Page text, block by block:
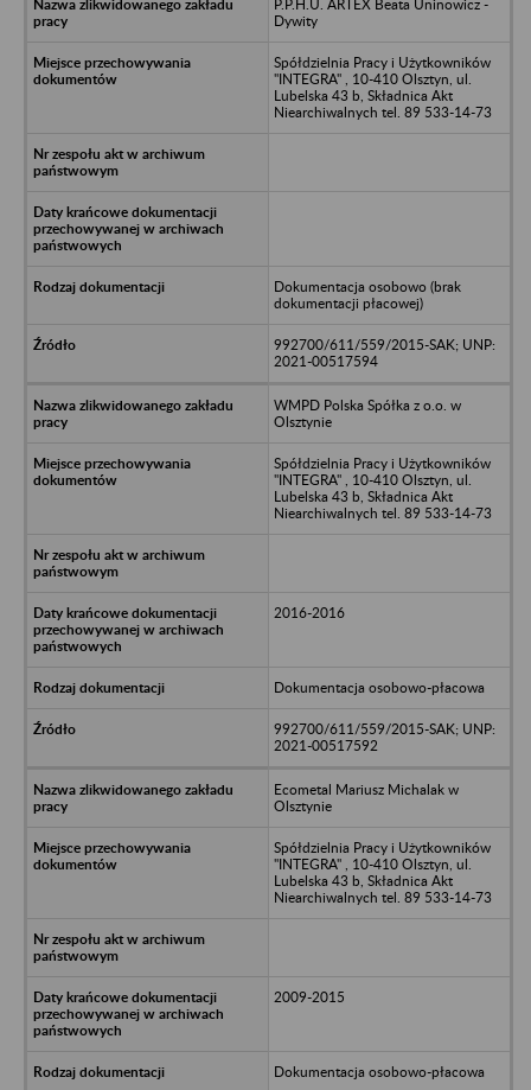
P.P.H.U. ARTEX Beata Uninowicz -
Dywity
Spółdzielnia Pracy i Użytkowników
"INTEGRA" , 10-410 Olsztyn, ul.
Lubelska 43 b, Składnica Akt
Niearchiwalnych tel. 89 533-14-73
Dokumentacja osobowo (brak
dokumentacji płacowej)
992700/611/559/2015-SAK; UNP:
2021-00517594
WMPD Polska Spółka z o.o. w
Olsztynie
Spółdzielnia Pracy i Użytkowników
"INTEGRA" , 10-410 Olsztyn, ul.
Lubelska 43 b, Składnica Akt
Niearchiwalnych tel. 89 533-14-73
2016-2016
Dokumentacja osobowo-płacowa
992700/611/559/2015-SAK; UNP:
2021-00517592
Ecometal Mariusz Michalak w
Olsztynie
Spółdzielnia Pracy i Użytkowników
"INTEGRA" , 10-410 Olsztyn, ul.
Lubelska 43 b, Składnica Akt
Niearchiwalnych tel. 89 533-14-73
2009-2015
Dokumentacja osobowo-płacowa